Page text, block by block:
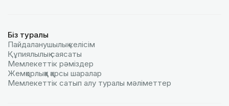
Біз туралы
Пайдаланушылық келiciм
Құпиялылық саясаты
Мемлекеттік рәміздер
Жемқорлыққа қарсы шаралар
Мемлекеттік сатып алу туралы мәлiметтер